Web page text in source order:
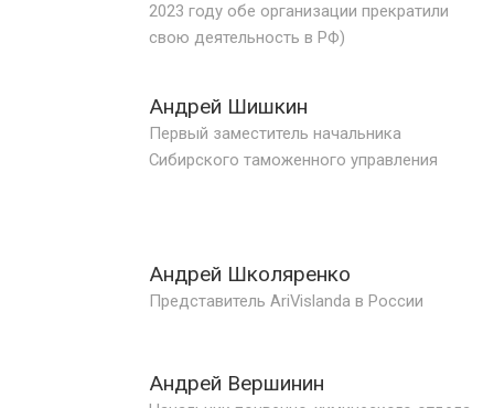
2023 году обе организации прекратили
свою деятельность в РФ)
Андрей Шишкин
Первый заместитель начальника
Сибирского таможенного управления
Андрей Школяренко
Представитель AriVislanda в России
Андрей Вершинин